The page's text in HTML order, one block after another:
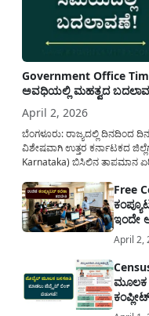
Government Office
ಅವಧಿಯಲ್ಲಿ ಮಹತ್ವದ
April 2, 2026
ಬೆಂಗಳೂರು: ರಾಜ್ಯದಲ್ಲಿ ದಿನದಿಂದ
ವಿಶೇಷವಾಗಿ ಉತ್ತರ ಕರ್ನಾಟಕದ
Karnataka) ಬಿಸಿಲಿನ ತಾಪಮಾನ
ಸರ್ಕಾರವು ಮಹತ್ವದ
ಕಲ್ಯಾಣ ಕರ್ನಾಟಕದ ಒಟ್ಟು 9
Free
ಇಂದೇ
April 2,
ಮೂಲಕ